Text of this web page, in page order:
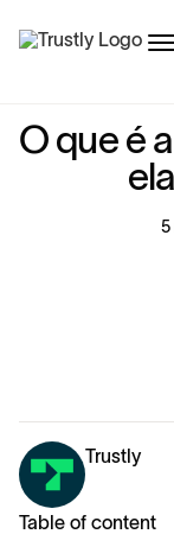
O que é a
ela
5
Trustly
Table of content